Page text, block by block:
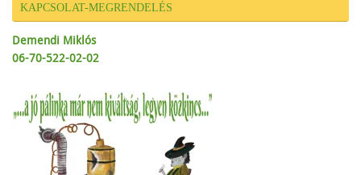
KAPCSOLAT-MEGRENDELÉS
Demendi Miklós
06-70-522-02-02